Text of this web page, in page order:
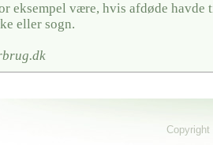
eksempel være, hvis afdøde
eller sogn.